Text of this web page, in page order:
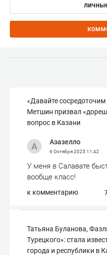
«Давайте
Метшин призвал
вопрос в Казани
Азазелло
6 Октября 202511:42
У меня в Салавате
вообще класс!
к комментарию
Татьяна Буланова,
Турецкого»: стала
города и республики в